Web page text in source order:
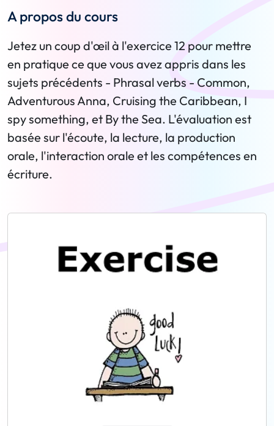
A propos du cours
Jetez un coup d'œil à l'exercice 12 pour mettre
en pratique ce que vous avez appris dans les
sujets précédents - Phrasal verbs - Common,
Adventurous Anna, Cruising the Caribbean, I
spy something, et By the Sea. L'évaluation est
basée sur l'écoute, la lecture, la production
orale, l'interaction orale et les compétences en
écriture.